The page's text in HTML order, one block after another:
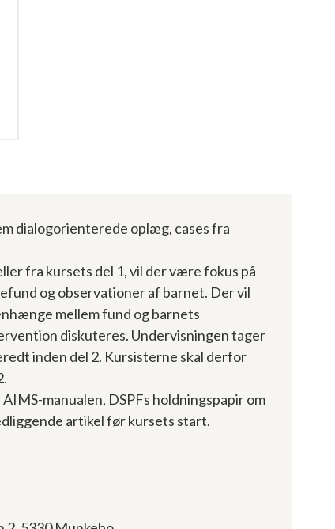
dialogorienterede oplæg, cases fra
fra kursets del 1, vil der være fokus på
og observationer af barnet. Der vil
mellem fund og barnets
diskuteres. Undervisningen tager
inden del 2. Kursisterne skal derfor
manualen, DSPFs holdningspapir om
artikel før kursets start.